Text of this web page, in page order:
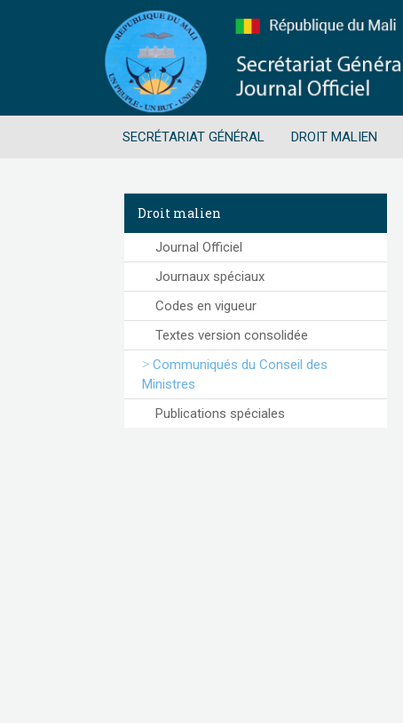
SECRÉTARIAT GÉNÉRAL DROIT MALIEN
Droit malien
Journal Officiel
Journaux spéciaux
Codes en vigueur
Textes version consolidée
Communiqués du Conseil des
Ministres
Publications spéciales